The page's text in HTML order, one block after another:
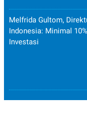
Melfrida Gultom,
Indonesia: Minimal
Investasi